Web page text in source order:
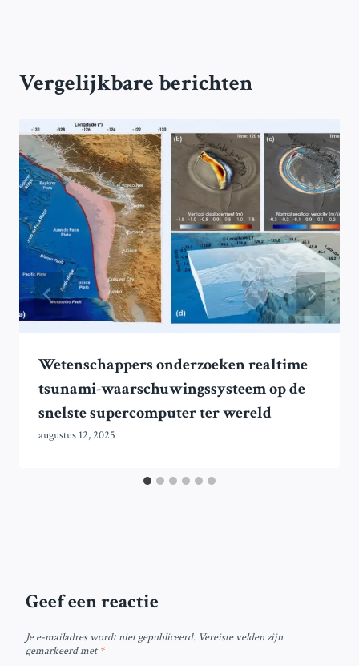
Vergelijkbare berichten
Wetenschappers onderzoeken realtime
tsunami-waarschuwingssysteem op de
snelste supercomputer ter wereld
augustus 12, 2025
Geef een reactie
Je e-mailadres wordt niet gepubliceerd. Vereiste velden zijn
gemarkeerd met*